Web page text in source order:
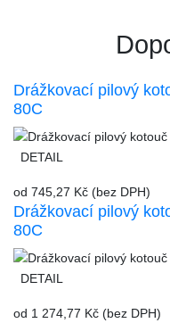
Drážkovací pilový
80C
DETAIL
od 745,27 Kč (bez DPH)
Drážkovací pilový
80C
DETAIL
od 1 274,77 Kč (bez DPH)